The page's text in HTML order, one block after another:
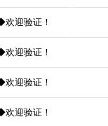
迎验证！
迎验证！
迎验证！
迎验证！